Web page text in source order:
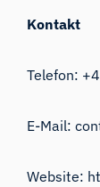
Kontakt
Telefon:
E-Mail:
Website: